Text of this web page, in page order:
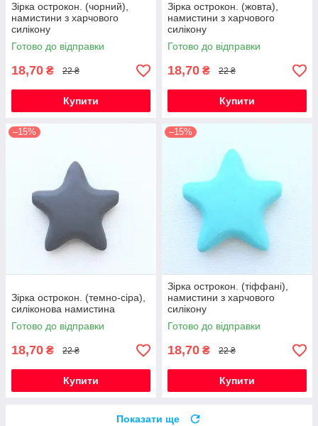
Зірка острокон. (чорний),
намистини з харчового
силікону
Готово до відправки
18,70 ₴ 22 ₴
Купити
Зірка острокон. (жовта),
намистини з харчового
силікону
Готово до відправки
18,70 ₴ 22 ₴
Купити
–15%
Зірка острокон. (темно-сіра),
силіконова намистина
Готово до відправки
18,70 ₴ 22 ₴
Купити
–15%
Зірка острокон. (тіффані),
намистини з харчового
силікону
Готово до відправки
18,70 ₴ 22 ₴
Купити
Показати ще